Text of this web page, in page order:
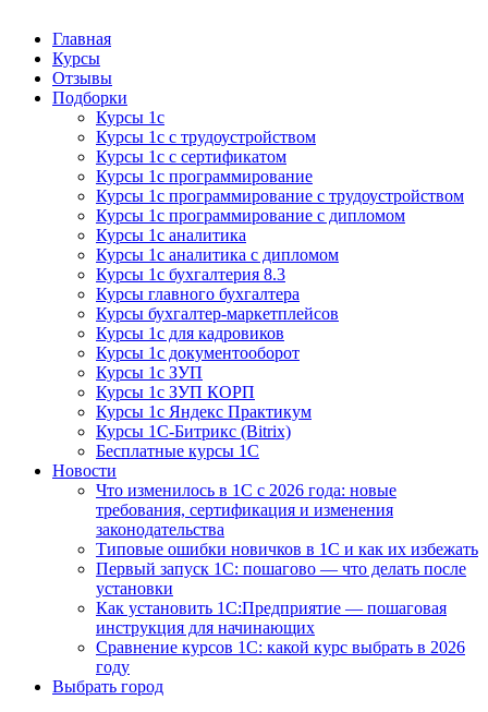
Курсы 1С
Курсы 1С официальная сертификация
Главная
Курсы
Отзывы
Подборки
Курсы 1с
Курсы 1с с трудоустройством
Курсы 1с с сертификатом
Курсы 1с программирование
Курсы 1с программирование с трудоустройством
Курсы 1с программирование с дипломом
Курсы 1с аналитика
Курсы 1с аналитика с дипломом
Курсы 1с бухгалтерия 8.3
Курсы главного бухгалтера
Курсы бухгалтер-маркетплейсов
Курсы 1с для кадровиков
Курсы 1с документооборот
Курсы 1с ЗУП
Курсы 1с ЗУП КОРП
Курсы 1с Яндекс Практикум
Курсы 1С-Битрикс (Bitrix)
Бесплатные курсы 1С
Новости
Что изменилось в 1С с 2026 года: новые
требования, сертификация и изменения
законодательства
Типовые ошибки новичков в 1С и как их избежать
Первый запуск 1С: пошагово — что делать после
установки
Как установить 1С:Предприятие — пошаговая
инструкция для начинающих
Сравнение курсов 1С: какой курс выбрать в 2026
году
Выбрать город